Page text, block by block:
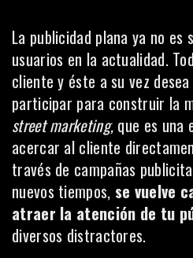
La publicidad plana ya no
usuarios en la actualidad.
cliente y éste a su vez
participar para construir la
street marketing, que es una
acercar al cliente
través de campañas
nuevos tiempos, se vuelve
atraer la atención de tu
diversos distractores.